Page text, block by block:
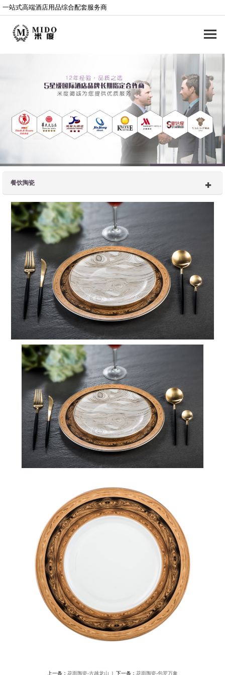
一站式高端酒店用品综合配套服务商
餐饮陶瓷
上一条： 花面陶瓷-古越龙山 | 下一条： 花面陶瓷-包罗万象